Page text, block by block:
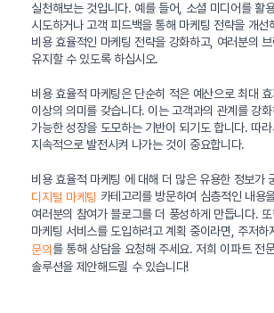
실천해보는 것입니다. 예를 들어, 소셜 미디어를 활
시도하거나 고객 피드백을 통해 마케팅 전략을 개선
비용 효율적인 마케팅 전략을 강화하고, 여러분의
유지할 수 있도록 하십시오.
비용 효율적 마케팅은 단순히 적은 예산으로 최대
이상의 의미를 갖습니다. 이는 고객과의 관계를 강
가능한 성장을 도모하는 기반이 되기도 합니다. 따
지속적으로 발전시켜 나가는 것이 중요합니다.
비용 효율적 마케팅 에 대해 더 많은 유용한 정보가
디지털 마케팅 카테고리를 방문하여 심층적인 내용
여러분의 참여가 블로그를 더 풍성하게 만듭니다.
마케팅 서비스를 도입하려고 계획 중이라면, 주저하
문의 를 통해 상담을 요청해 주세요. 저희 이파트 전
솔루션을 제안해드릴 수 있습니다!